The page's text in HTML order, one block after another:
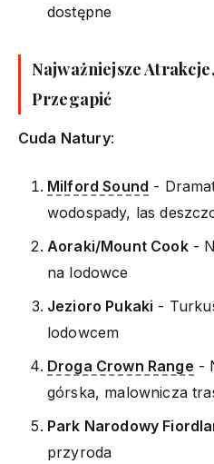
dostępne
Najważniejsze
Przegapić
Cuda Natury:
Milford Sound -
wodospady, las
Aoraki/Mount Cook-
na lodowce
Jezioro Pukaki -
lodowcem
Droga Crown Range -
górska, malownicza
Park Narodowy
przyroda